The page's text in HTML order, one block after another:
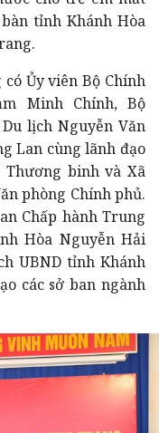
tỉnh Khánh Hòa
có Ủy viên Bộ Chính
Minh Chính, Bộ
lịch Nguyễn Văn
Lan cùng lãnh đạo
Thương binh và Xã
phòng Chính phủ.
Chấp hành Trung
Hòa Nguyễn Hải
UBND tỉnh Khánh
các sở ban ngành